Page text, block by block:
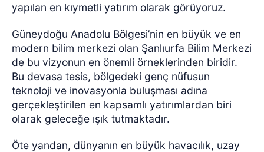
yapılan en kıymetli yatırım olarak görüyoruz.
Güneydoğu Anadolu Bölgesi’nin en büyük ve en
modern bilim merkezi olan Şanlıurfa Bilim Merkezi
de bu vizyonun en önemli örneklerinden biridir.
Bu devasa tesis, bölgedeki genç nüfusun
teknoloji ve inovasyonla buluşması adına
gerçekleştirilen en kapsamlı yatırımlardan biri
olarak geleceğe ışık tutmaktadır.
Öte yandan, dünyanın en büyük havacılık, uzay